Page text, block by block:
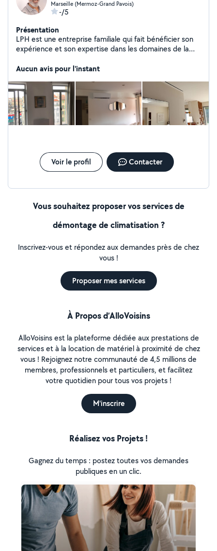
Marseille (Mermoz-Grand Pavois)
-/5
Présentation
LPH est une entreprise familiale qui fait bénéficier son
expérience et son expertise dans les domaines de la
Aucun avis pour l'instant
Voir le profil Contacter
Vous souhaitez proposer vos services de
démontage de climatisation ?
Inscrivez-vous et répondez aux demandes près de chez
vous !
Proposer mes services
À Propos d’AlloVoisins
AlloVoisins est la plateforme dédiée aux prestations de
services et à la location de matériel à proximité de chez
vous ! Rejoignez notre communauté de 4,5 millions de
membres, professionnels et particuliers, et facilitez
votre quotidien pour tous vos projets !
M'inscrire
Réalisez vos Projets !
Gagnez du temps : postez toutes vos demandes
publiques en un clic.